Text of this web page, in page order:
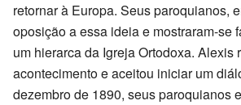
retornar à Europa. Seus paroquianos,
oposição a essa ideia e mostraram-se
um hierarca da Igreja Ortodoxa. Alexis
acontecimento e aceitou iniciar um
dezembro de 1890, seus paroquianos